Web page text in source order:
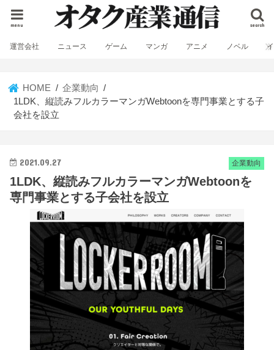
search
menu
運営会社 ニュース ゲーム マンガ アニメ ノベル
HOME
企業動向
1LDK、縦読みフルカラーマンガWebtoonを専門事業とする子
会社を設立
企業動向
2021.09.27
1LDK、縦読みフルカラーマンガWebtoonを
専門事業とする子会社を設立